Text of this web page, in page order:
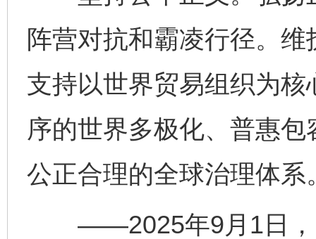
阵营对抗和霸凌行径。
支持以世界贸易组织为
序的世界多极化、普惠
公正合理的全球治理体系
——2025年9月1日，